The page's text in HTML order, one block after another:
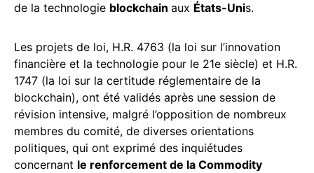
de la technologie blockchain aux États-Unis.
Les projets de loi, H.R. 4763 (la loi sur l’innovation
financière et la technologie pour le 21e siècle) et H.R.
1747 (la loi sur la certitude réglementaire de la
blockchain), ont été validés après une session de
révision intensive, malgré l’opposition de nombreux
membres du comité, de diverses orientations
politiques, qui ont exprimé des inquiétudes
concernant le renforcement de la Commodity